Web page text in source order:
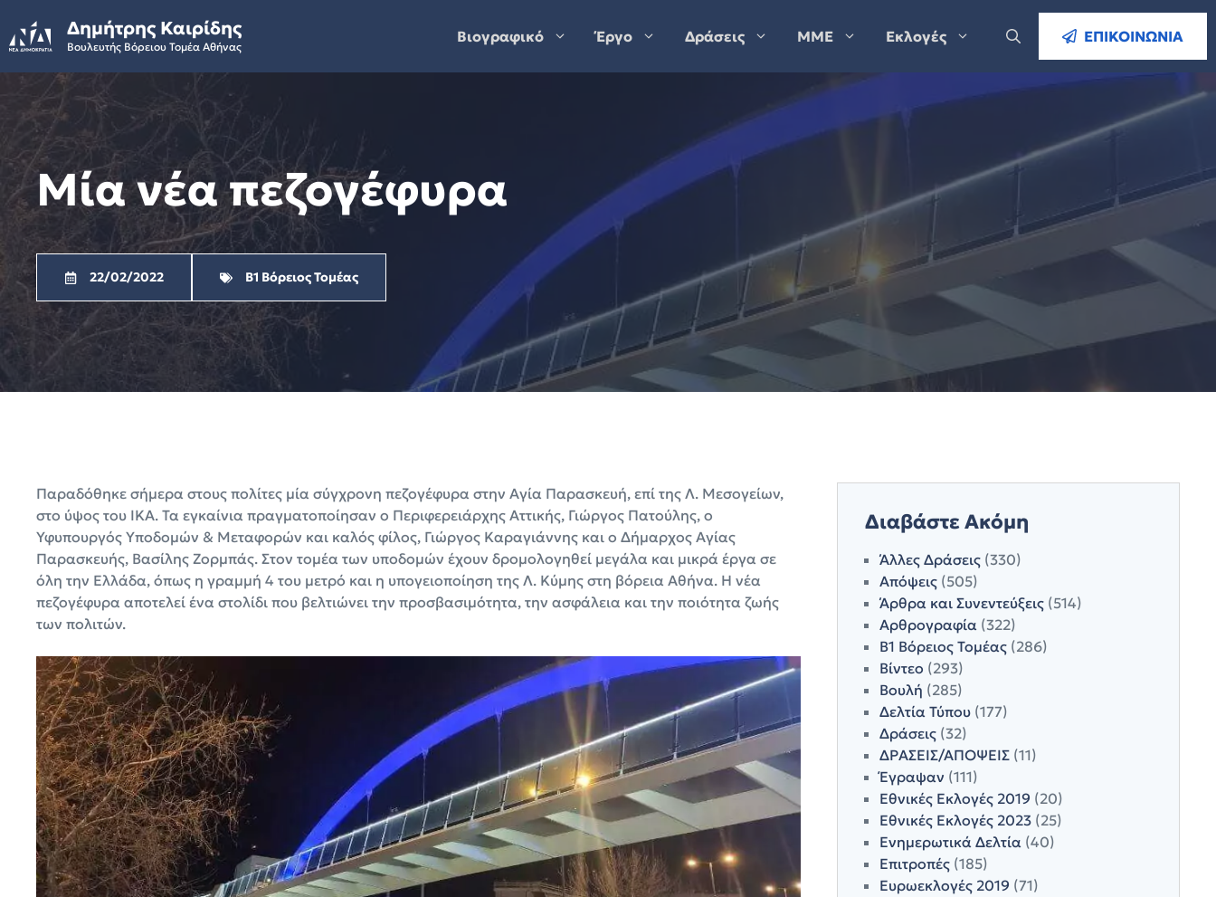
to
content
Δημήτρης Καιρίδης
Βουλευτής Βόρειου Τομέα Αθήνας
Βιογραφικό Έργο Δράσεις ΜΜΕ Εκλογές ΕΠΙΚΟΙΝΩΝΙΑ
Μία νέα πεζογέφυρα
22/02/2022 Β1 Βόρειος Τομέας
Παραδόθηκε σήμερα στους πολίτες μία σύγχρονη πεζογέφυρα στην Αγία Παρασκευή, επί της Λ. Μεσογείων,
στο ύψος του ΙΚΑ. Τα εγκαίνια πραγματοποίησαν ο Περιφερειάρχης Αττικής, Γιώργος Πατούλης, ο
Υφυπουργός Υποδομών & Μεταφορών και καλός φίλος, Γιώργος Καραγιάννης και ο Δήμαρχος Αγίας
Παρασκευής, Βασίλης Ζορμπάς. Στον τομέα των υποδομών έχουν δρομολογηθεί μεγάλα και μικρά έργα σε
όλη την Ελλάδα, όπως η γραμμή 4 του μετρό και η υπογειοποίηση της Λ. Κύμης στη βόρεια Αθήνα. Η νέα
πεζογέφυρα αποτελεί ένα στολίδι που βελτιώνει την προσβασιμότητα, την ασφάλεια και την ποιότητα ζωής
των πολιτών.
Διαβάστε Ακόμη
Άλλες Δράσεις(330)
Απόψεις(505)
Άρθρα και Συνεντεύξεις(514)
Αρθρογραφία(322)
Β1 Βόρειος Τομέας(286)
Βίντεο (293)
Βουλή (285)
Δελτία Τύπου(177)
Δράσεις(32)
ΔΡΑΣΕΙΣ/ΑΠΟΨΕΙΣ(11)
Έγραψαν (111)
Εθνικές Εκλογές 2019 (20)
Εθνικές Εκλογές 2023(25)
Ενημερωτικά Δελτία(40)
Επιτροπές(185)
Ευρωεκλογές 2019 (71)